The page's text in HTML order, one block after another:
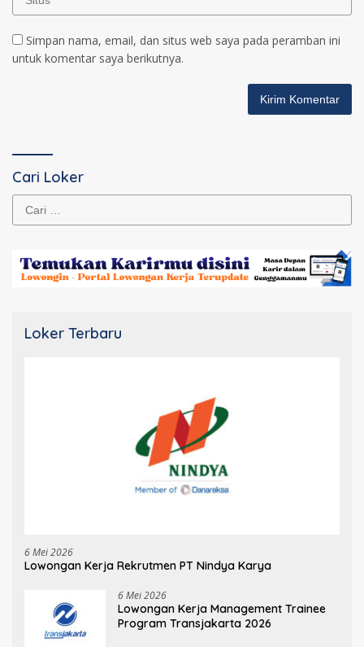
Simpan nama, email, dan situs web saya pada peramban ini
untuk komentar saya berikutnya.
Cari Loker
Loker Terbaru
6 Mei 2026
Lowongan Kerja Rekrutmen PT Nindya Karya
6 Mei 2026
Lowongan Kerja Management Trainee
Program Transjakarta 2026